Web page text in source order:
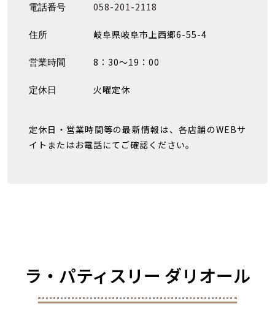
電話番号 058-201-2118
住所 岐阜県岐阜市上西郷6-55-4
営業時間 8：30〜19：00
定休日 火曜定休
定休日・営業時間等の最新情報は、各店舗のWEBサ
イトまたはお電話にてご確認ください。
ラ・パティスリー ダリオール